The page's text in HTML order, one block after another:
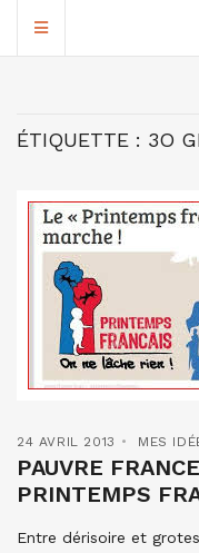
ÉTIQUETTE : 3O
24 AVRIL 2013 MES
PAUVRE
PRINTEMPS
Entre dérisoire et